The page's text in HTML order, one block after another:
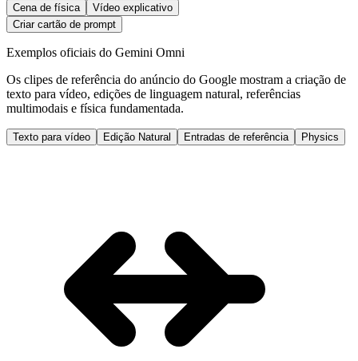
Cena de física
Vídeo explicativo
Criar cartão de prompt
Exemplos oficiais do Gemini Omni
Os clipes de referência do anúncio do Google mostram a criação de
texto para vídeo, edições de linguagem natural, referências
multimodais e física fundamentada.
Texto para vídeo Edição Natural Entradas de referência Physics